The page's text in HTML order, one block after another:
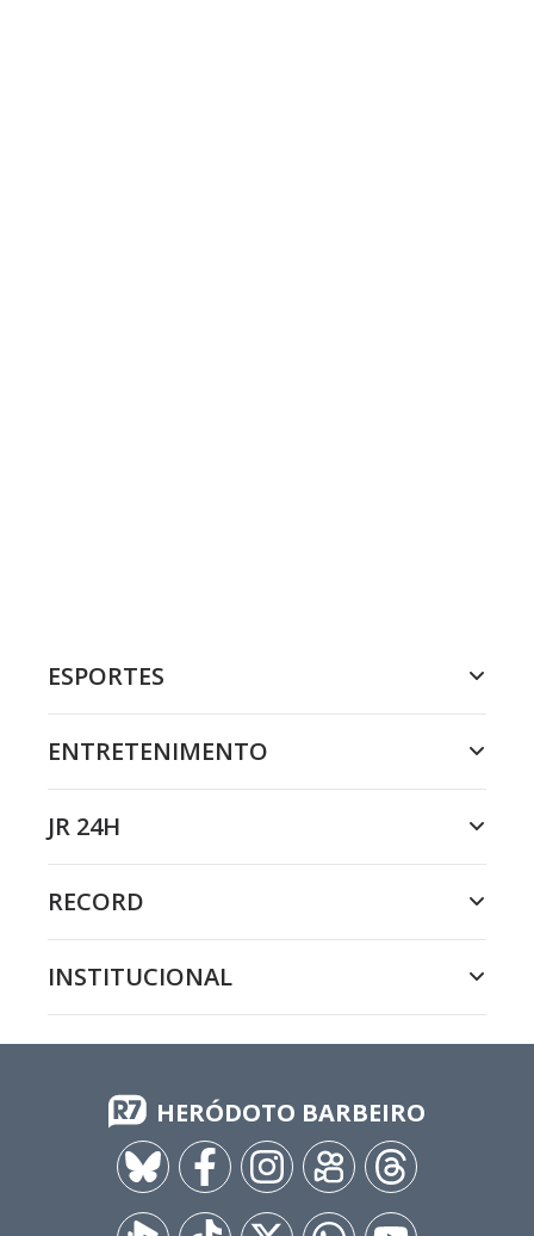
ESPORTES
ENTRETENIMENTO
JR 24H
RECORD
INSTITUCIONAL
HERÓDOTO BARBEIRO